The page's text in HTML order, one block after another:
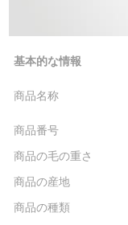
基本的な情報
商品名称
商品番号
商品の毛の重さ
商品の産地
商品の種類